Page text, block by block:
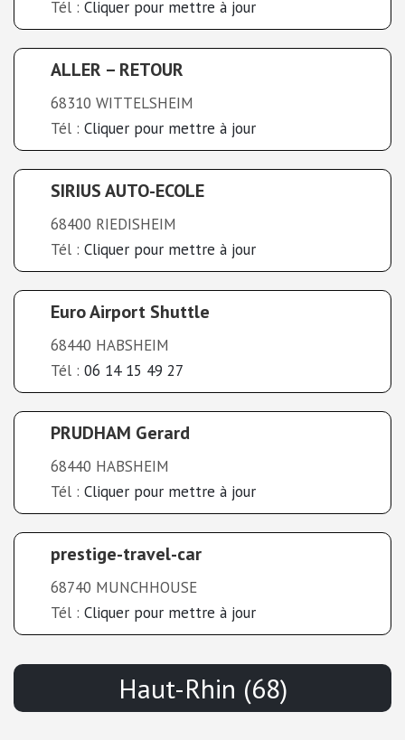
Tél : Cliquer pour mettre à jour
ALLER – RETOUR
68310 WITTELSHEIM
Tél : Cliquer pour mettre à jour
SIRIUS AUTO-ECOLE
68400 RIEDISHEIM
Tél : Cliquer pour mettre à jour
Euro Airport Shuttle
68440 HABSHEIM
Tél : 06 14 15 49 27
PRUDHAM Gerard
68440 HABSHEIM
Tél : Cliquer pour mettre à jour
prestige-travel-car
68740 MUNCHHOUSE
Tél : Cliquer pour mettre à jour
Haut-Rhin (68)